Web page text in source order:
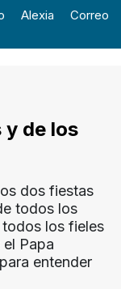
Alexia
Correo
y de los
dos fiestas
todos los
los fieles
Papa
entender